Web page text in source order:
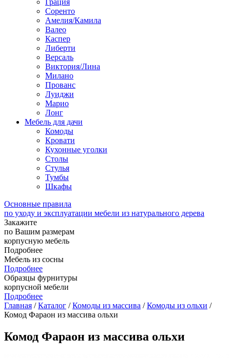
Грация
Соренто
Амелия/Камила
Валео
Каспер
Либерти
Версаль
Виктория/Лина
Милано
Прованс
Луиджи
Марио
Лонг
Мебель для дачи
Комоды
Кровати
Кухонные уголки
Столы
Стулья
Тумбы
Шкафы
Основные правила
по уходу и эксплуатации мебели из натурального дерева
Закажите
по Вашим размерам
корпусную мебель
Подробнее
Мебель из сосны
Подробнее
Образцы фурнитуры
корпусной мебели
Подробнее
Главная /Каталог /Комоды из массива /Комоды из ольхи /
Комод Фараон из массива ольхи
Комод Фараон из массива ольхи